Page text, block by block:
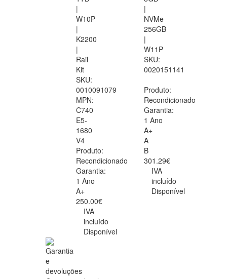
|
W10P
|
K2200
|
Rail
Kit
SKU:
0010091079
MPN:
C740
E5-
1680
V4
Produto:
Recondicionado
Garantia:
1 Ano
A+
250.00€
IVA
incluído
Disponível
|
NVMe
256GB
|
W11P
SKU:
0020151141
Produto:
Recondicionado
Garantia:
1 Ano
A+
A
B
301.29€
IVA
incluído
Disponível